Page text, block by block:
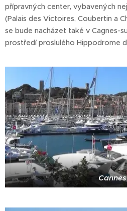
přípravných center, vybavených
(Palais des Victoires, Coubertin a
se bude nacházet také v Cagnes-
prostředí proslulého Hippodrome
Cannes